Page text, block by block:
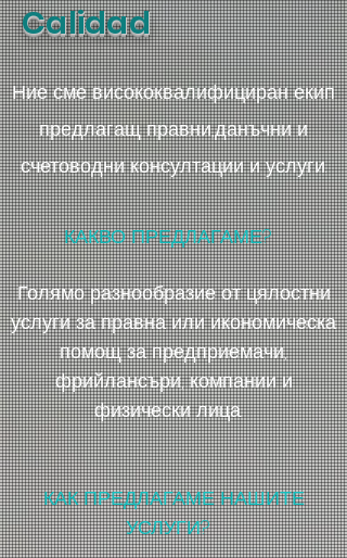
Calidad
Ние сме висококвалифициран екип
предлагащ правни,данъчни и
счетоводни консултации и услуги.
КАКВО ПРЕДЛАГАМЕ?
Голямо разнообразие от цялостни
услуги за правна или икономическа
помощ за предприемачи,
фрийлансъри, компании и
физически лица.
КАК ПРЕДЛАГАМЕ НАШИТЕ
УСЛУГИ?